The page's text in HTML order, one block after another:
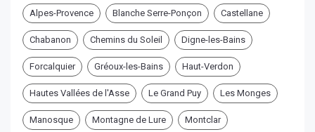
Alpes-Provence Blanche Serre-Ponçon Castellane
Chabanon Chemins du Soleil Digne-les-Bains
Forcalquier Gréoux-les-Bains Haut-Verdon
Hautes Vallées de l'Asse Le Grand Puy Les Monges
Manosque Montagne de Lure Montclar